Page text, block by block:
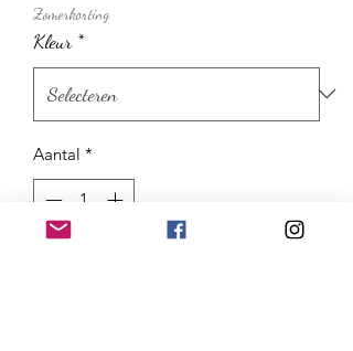
Zomerkorting
Kleur *
Aantal *